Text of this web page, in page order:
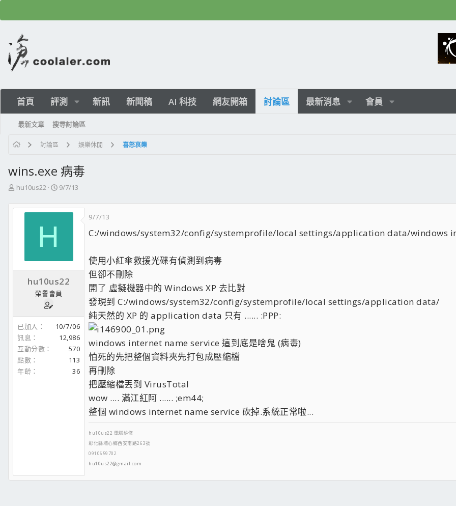
首頁 評測 新訊 新聞稿 AI 科技 網友開箱 討論區 最新消息 會員
最新文章 搜尋討論區
討論區 娛樂休閒 喜怒哀樂
wins.exe 病毒
主
發
hu10us22
開
日
9/7/13
H
hu10us22
榮譽會員
已加入
10/7/06
訊息
12,986
互動分數
570
點數
113
年齡
36
9/7/13
C:/windows/system32/config/systemprofile/local settings/application data/windows
使用小紅傘救援光碟有偵測到病毒
但卻不刪除
開了 虛擬機器中的 Windows XP 去比對
發現到 C:/windows/system32/config/systemprofile/local settings/application data/
純天然的 XP 的 application data 只有 ...... :PPP:
windows internet name service 這到底是啥鬼 (病毒)
怕死的先把整個資料夾先打包成壓縮檔
再刪除
把壓縮檔丟到 VirusTotal
wow .... 滿江紅阿 ...... ;em44;
整個 windows internet name service 砍掉.系統正常啦...
hu10us22 電腦維修
彰化縣埔心鄉西安南路263號
0910659702
hu10us22@gmail.com